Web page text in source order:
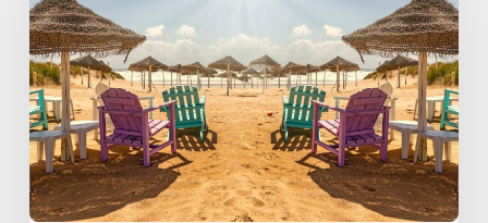
arbetsgivare
och
anställda